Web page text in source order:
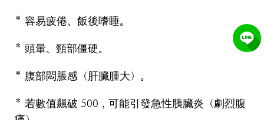
* 容易疲倦、飯後嗜睡。
* 頭暈、頸部僵硬。
* 腹部悶脹感（肝臟腫大）。
* 若數值飆破 500，可能引發急性胰臟炎（劇烈腹